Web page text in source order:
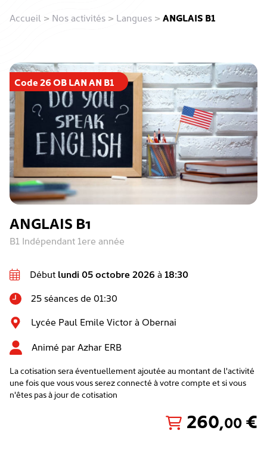
Accueil > Nos activités > Langues > ANGLAIS B1
Code 26 OB LAN AN B1
ANGLAIS B1
B1 Indépendant 1ere année
Début lundi 05 octobre 2026 à 18:30
25 séances de 01:30
Lycée Paul Emile Victor à Obernai
Animé parAzhar ERB
La cotisation sera éventuellement ajoutée au montant de l'activité
une fois que vous vous serez connecté à votre compte et si vous
n'êtes pas à jour de cotisation
260,00 €